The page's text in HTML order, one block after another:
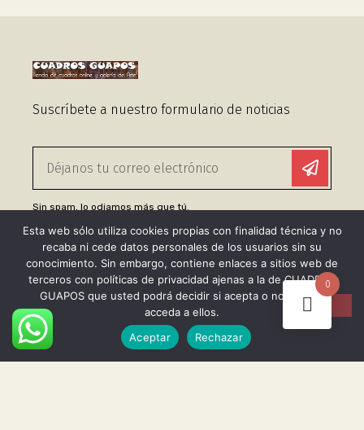
Suscríbete a nuestro formulario de noticias
Sin spam, lo odiamos más que tú.
Enlaces Útiles
Aviso legal
Politica de cookies
Política de privacidad
0
Esta web sólo utiliza cookies propias con finalidad técnica y no
recaba ni cede datos personales de los usuarios sin su
conocimiento. Sin embargo, contiene enlaces a sitios web de
terceros con políticas de privacidad ajenas a la de CUADROS
GUAPOS que usted podrá decidir si acepta o no cuando
acceda a ellos.
Aceptar
Rechazar